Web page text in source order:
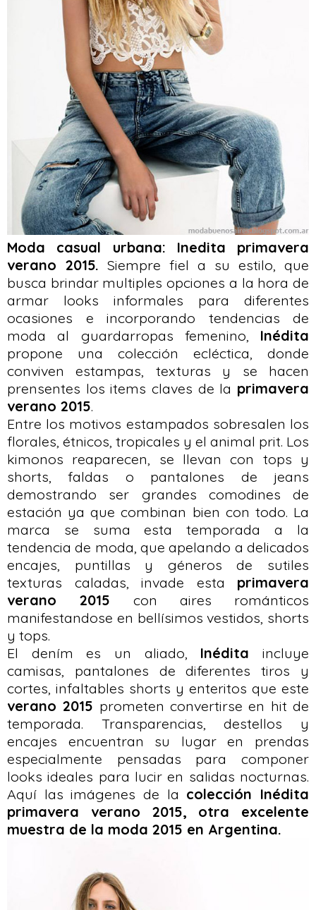
Moda casual urbana: Inedita primavera
verano 2015. Siempre fiel a su estilo, que
busca brindar multiples opciones a la hora de
armar looks informales para diferentes
ocasiones e incorporando tendencias de
moda al guardarropas femenino, Inédita
propone una colección ecléctica, donde
conviven estampas, texturas y se hacen
prensentes los items claves de la primavera
verano 2015.
Entre los motivos estampados sobresalen los
florales, étnicos, tropicales y el animal prit. Los
kimonos reaparecen, se llevan con tops y
shorts, faldas o pantalones de jeans
demostrando ser grandes comodines de
estación ya que combinan bien con todo. La
marca se suma esta temporada a la
tendencia de moda, que apelando a delicados
encajes, puntillas y géneros de sutiles
texturas caladas, invade esta primavera
verano 2015 con aires románticos
manifestandose en bellísimos vestidos, shorts
y tops.
El dením es un aliado, Inédita incluye
camisas, pantalones de diferentes tiros y
cortes, infaltables shorts y enteritos que este
verano 2015 prometen convertirse en hit de
temporada. Transparencias, destellos y
encajes encuentran su lugar en prendas
especialmente pensadas para componer
looks ideales para lucir en salidas nocturnas.
Aquí las imágenes de la colección Inédita
primavera verano 2015, otra excelente
muestra de la moda 2015 en Argentina.